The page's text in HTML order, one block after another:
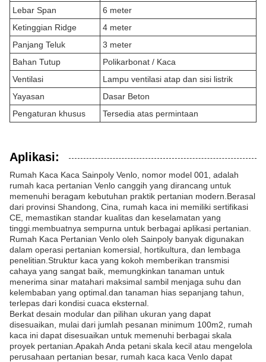
Lebar Span
6 meter
Ketinggian Ridge
4 meter
Panjang Teluk
3 meter
Bahan Tutup
Polikarbonat / Kaca
Ventilasi
Lampu ventilasi atap dan sisi listrik
Yayasan
Dasar Beton
Pengaturan khusus
Tersedia atas permintaan
Aplikasi:
Rumah Kaca Kaca Sainpoly Venlo, nomor model 001, adalah
rumah kaca pertanian Venlo canggih yang dirancang untuk
memenuhi beragam kebutuhan praktik pertanian modern.Berasal
dari provinsi Shandong, Cina, rumah kaca ini memiliki sertifikasi
CE, memastikan standar kualitas dan keselamatan yang
tinggi.membuatnya sempurna untuk berbagai aplikasi pertanian.
Rumah Kaca Pertanian Venlo oleh Sainpoly banyak digunakan
dalam operasi pertanian komersial, hortikultura, dan lembaga
penelitian.Struktur kaca yang kokoh memberikan transmisi
cahaya yang sangat baik, memungkinkan tanaman untuk
menerima sinar matahari maksimal sambil menjaga suhu dan
kelembaban yang optimal.dan tanaman hias sepanjang tahun,
terlepas dari kondisi cuaca eksternal.
Berkat desain modular dan pilihan ukuran yang dapat
disesuaikan, mulai dari jumlah pesanan minimum 100m2, rumah
kaca ini dapat disesuaikan untuk memenuhi berbagai skala
proyek pertanian.Apakah Anda petani skala kecil atau mengelola
perusahaan pertanian besar, rumah kaca kaca Venlo dapat